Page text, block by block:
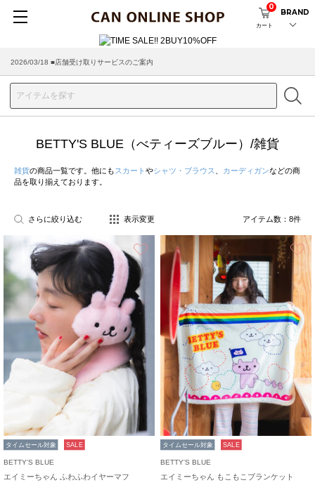
カート
0
BRAND
2026/03/18 ■店舗受け取りサービスのご案内
BETTY'S BLUE（べティーズブルー）/雑貨
雑貨の商品一覧です。他にも スカート やシャツ・ブラウス カーディガンなどの商
品を取り揃えております。
さらに絞り込む 表示変更 アイテム数： 8件
タイムセール対象 SALE
BETTY'S BLUE
エイミーちゃん ふわふわイヤーマフ
タイムセール対象 SALE
BETTY'S BLUE
エイミーちゃん もこもこブランケット